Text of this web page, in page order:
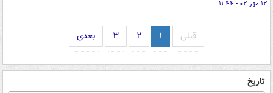
۱۲ مهر ۰۲ - ۱۱:۴۴
قبلی ۱ ۲ ۳ بعدی
تاریخ